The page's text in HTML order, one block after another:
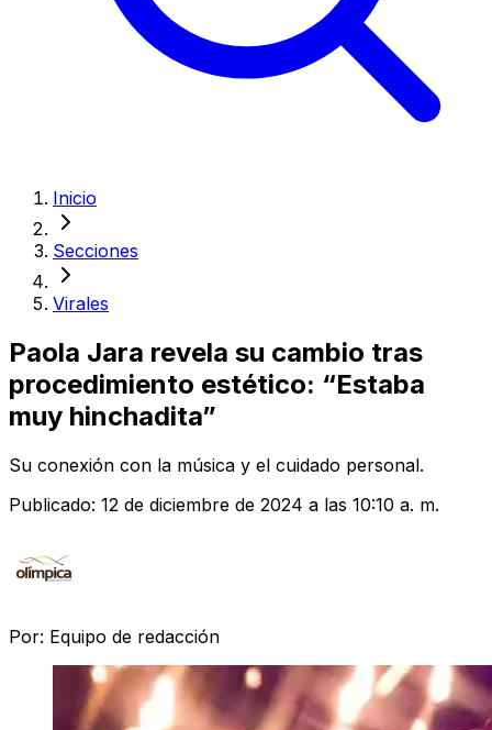
Inicio
Secciones
Virales
Paola Jara revela su cambio tras
procedimiento estético: “Estaba
muy hinchadita”
Su conexión con la música y el cuidado personal.
Publicado: 12 de diciembre de 2024 a las 10:10 a. m.
Por: Equipo de redacción